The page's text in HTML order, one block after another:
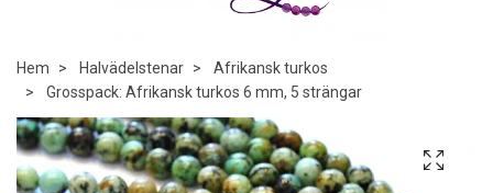
Hem Halvädelstenar
Afrikansk turkos
Grosspack: Afrikansk turkos 6 mm, 5 strängar